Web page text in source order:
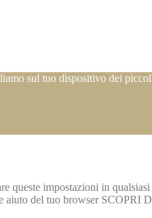
sul tuo dispositivo dei
queste impostazioni in
aiuto del tuo browser